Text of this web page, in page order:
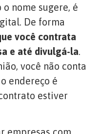
nome sugere, é
De forma
você contrata
e até divulgá-la.
você não conta
endereço é
estiver